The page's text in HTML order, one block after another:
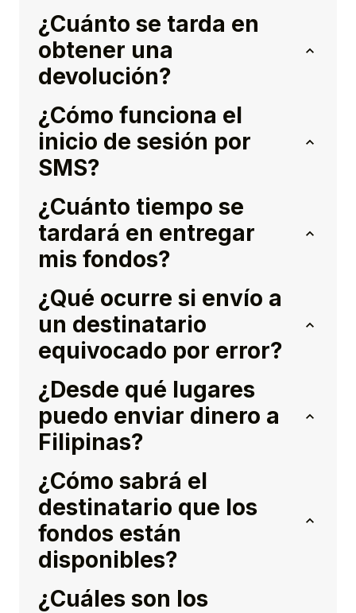
¿Cuánto se tarda en
obtener una
devolución?
¿Cómo funciona el
inicio de sesión por
SMS?
¿Cuánto tiempo se
tardará en entregar
mis fondos?
¿Qué ocurre si envío a
un destinatario
equivocado por error?
¿Desde qué lugares
puedo enviar dinero a
Filipinas?
¿Cómo sabrá el
destinatario que los
fondos están
disponibles?
¿Cuáles son los